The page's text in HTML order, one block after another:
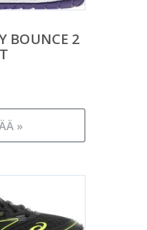
BOUNCE 2
»